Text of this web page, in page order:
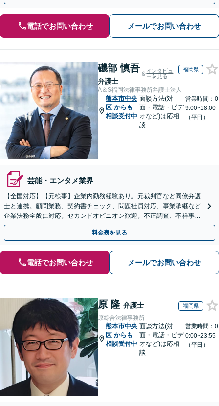
電話でお問い合わせ メールでお問い合わせ
磯部 慎吾
弁護士
インタビュ
ーを見る
福岡県
A＆S福岡法律事務所弁護士法人
熊本市中央
区 からも
相談受付中
面談方法(対
面・電話・ビデ
オなど)は応相
談
営業時間：0
9:00~18:00
（平日）
芸能・エンタメ業界
【全国対応】【元検事】企業内勤務経験あり。元裁判官など同僚弁護
士と連携。顧問業務、契約書チェック、問題社員対応、事業承継など
企業法務全般に対応。セカンドオピニオン歓迎。不正調査、不祥事や
ハラスメントの対応・予防にも実績。事業を守り成長支援。
料金表を見る
電話でお問い合わせ メールでお問い合わせ
原 隆 弁護士 福岡県
原綜合法律事務所
熊本市中央
区 からも
相談受付中
面談方法(対
面・電話・ビデ
オなど)は応相
談
営業時間：0
0:00~23:55
（平日）